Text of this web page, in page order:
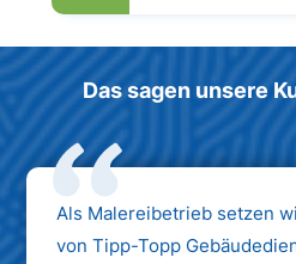
Das sagen unsere
Als Malereibetrieb setzen
von Tipp-Topp